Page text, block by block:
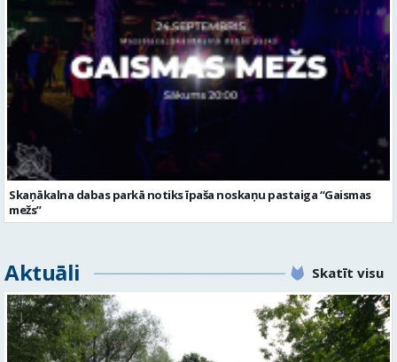
Skaņākalna dabas parkā notiks īpaša noskaņu pastaiga “Gaismas
mežs”
Aktuāli Skatīt visu